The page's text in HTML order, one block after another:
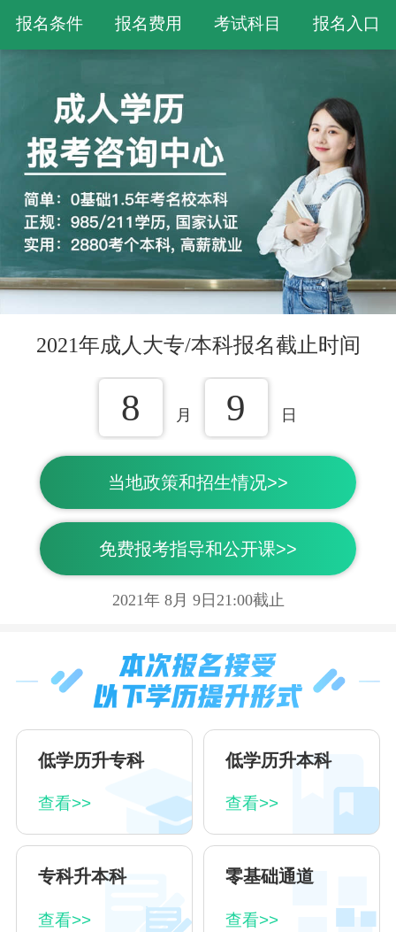
报名条件 报名费用 考试科目 报名入口
2021年成人大专/本科报名截止时间
8 月 9 日
当地政策和招生情况>>
免费报考指导和公开课>>
2021年 8月 9日21:00截止
低学历升专科
查看>>
低学历升本科
查看>>
专科升本科
查看>>
零基础通道
查看>>